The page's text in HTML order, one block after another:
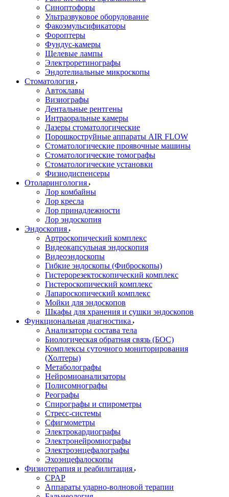
Синоптофоры
Ультразвуковое оборудование
Факоэмульсификаторы
Фороптеры
Фундус-камеры
Щелевые лампы
Электроретинографы
Эндотелиальные микроскопы
Стоматология
Автоклавы
Визиографы
Дентальные рентгены
Интраоральные камеры
Лазеры стоматологические
Порошкоструйные аппараты AIR FLOW
Стоматологические проявочные машины
Стоматологические томографы
Стоматологические установки
Физиодиспенсеры
Отоларингология
Лор комбайны
Лор кресла
Лор принадлежности
Лор эндоскопия
Эндоскопия
Артроскопический комплекс
Видеокапсульная эндоскопия
Видеоэндоскопы
Гибкие эндоскопы (Фиброcкопы)
Гистерорезектоскопический комплекс
Гистероскопический комплекс
Лапароскопический комплекс
Мойки для эндоскопов
Шкафы для хранения и сушки эндоскопов
Функциональная диагностика
Анализаторы состава тела
Биологическая обратная связь (БОС)
Комплексы суточного мониторирования
(Холтеры)
Метаболографы
Нейромиоанализаторы
Полисомнографы
Реографы
Спирографы и спирометры
Стресс-системы
Сфигмометры
Электрокардиографы
Электронейромиографы
Электроэнцефалографы
Эхоэнцефалоскопы
Физиотерапия и реабилитация
CPAP
Аппараты ударно-волновой терапии